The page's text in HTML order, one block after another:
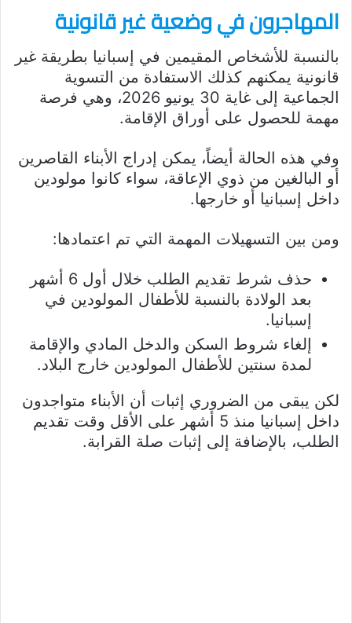
المهاجرون في وضعية غير قانونية
بالنسبة للأشخاص المقيمين في إسبانيا بطريقة غير
قانونية يمكنهم كذلك الاستفادة من التسوية
الجماعية إلى غاية 30 يونيو 2026، وهي فرصة
مهمة للحصول على أوراق الإقامة.
وفي هذه الحالة أيضاً، يمكن إدراج الأبناء القاصرين
أو البالغين من ذوي الإعاقة، سواء كانوا مولودين
داخل إسبانيا أو خارجها.
ومن بين التسهيلات المهمة التي تم اعتمادها:
حذف شرط تقديم الطلب خلال أول 6 أشهر
بعد الولادة بالنسبة للأطفال المولودين في
إسبانيا.
إلغاء شروط السكن والدخل المادي والإقامة
لمدة سنتين للأطفال المولودين خارج البلاد.
لكن يبقى من الضروري إثبات أن الأبناء متواجدون
داخل إسبانيا منذ 5 أشهر على الأقل وقت تقديم
الطلب، بالإضافة إلى إثبات صلة القرابة.